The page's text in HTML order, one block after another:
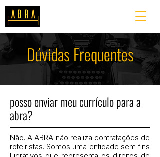
Dúvidas Frequentes
posso enviar meu currículo para a
abra?
Não. A ABRA não realiza contratações de
roteiristas. Somos uma entidade sem fins